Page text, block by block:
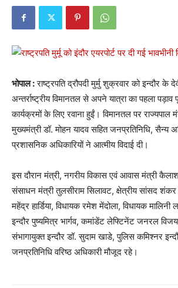
भोपाल :राष्ट्रपति द्रौपदी मुर्मु शुक्रवार को इन्दौर के
अन्तर्राष्ट्रीय विमानतल से अपने यात्रा का पहला पड़ाव
कार्यक्रमों के लिए रवाना हुईं। विमानतल पर
मुख्यमंत्री डॉ. मोहन यादव सहित जनप्रतिनिधि, सैन्य
प्रशासनिक अधिकारियों ने आत्मीय विदाई दी।
इस दौरान मंत्री, नगरीय विकास एवं आवास मंत्री
संसाधन मंत्री तुलसीराम सिलावट, क्षेत्रीय सांसद शंकर
महेंद्र हार्डिया, विधायक रमेश मेंदोला, विधायक मालिनी
इन्दौर पुष्यमित्र भार्गव, कमांडेंट लेफ्टिनेंट जनरल
संभागायुक्त इन्दौर डॉ. सुदाम खाडे, पुलिस कमिश्नर
जनप्रतिनिधि वरिष्ठ अधिकारी मौजूद रहे।